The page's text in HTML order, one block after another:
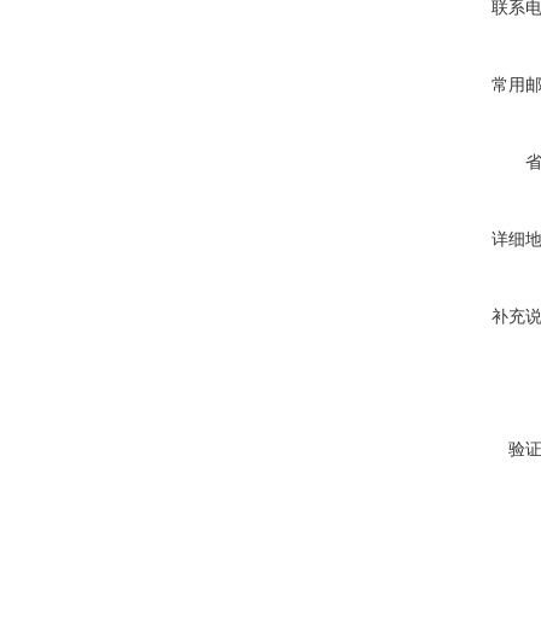
联系
常用
详细
补充
验